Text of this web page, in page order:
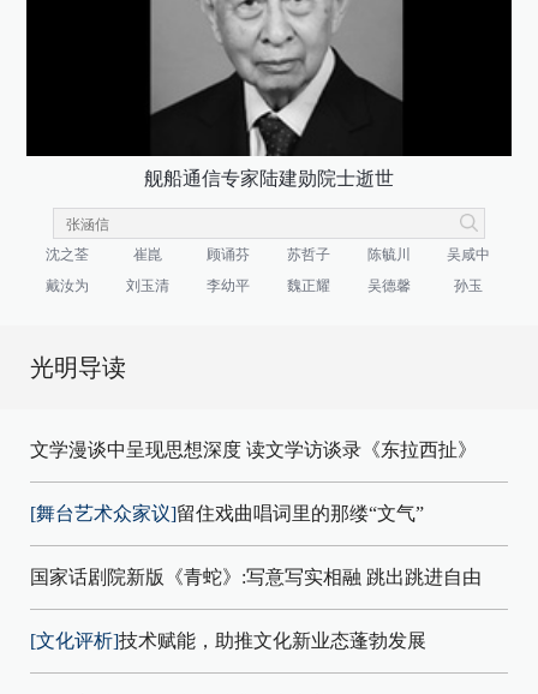
舰船通信专家陆建勋院士逝世
沈之荃 崔崑 顾诵芬 苏哲子 陈毓川
吴咸中
戴汝为
刘玉清 李幼平 魏正耀 吴德馨 孙玉
光明导读
文学漫谈中呈现思想深度 读文学访谈录《东拉西扯》
[舞台艺术众家议]留住戏曲唱词里的那缕“文气”
国家话剧院新版《青蛇》:写意写实相融 跳出跳进自由
[文化评析]技术赋能，助推文化新业态蓬勃发展